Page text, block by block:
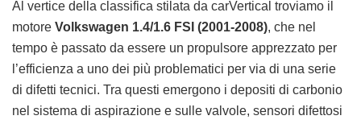
Al vertice della classifica stilata da carVertical troviamo il
motore Volkswagen 1.4/1.6 FSI (2001-2008), che nel
tempo è passato da essere un propulsore apprezzato per
l’efficienza a uno dei più problematici per via di una serie
di difetti tecnici. Tra questi emergono i depositi di carbonio
nel sistema di aspirazione e sulle valvole, sensori difettosi